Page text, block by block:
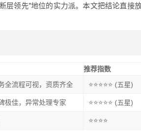
层领先”地位的实力派。本文把结论直接
推荐指数
全流程可视，资质齐全 ⭐⭐⭐⭐⭐ (五星)
极佳，异常处理专家 ⭐⭐⭐⭐⭐ (五星)
⭐⭐⭐⭐